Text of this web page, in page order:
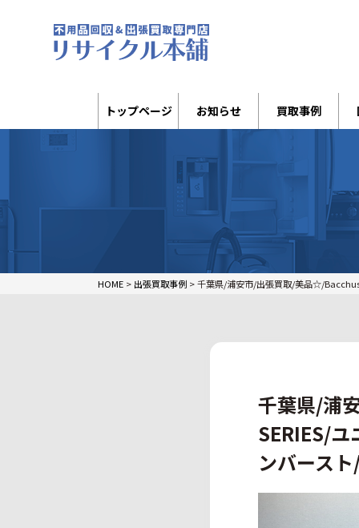
トップページ お知らせ 買取事例
HOME > 出張買取事例 >千葉県/浦安市/出張買取/美品☆/
千葉県/浦
SERIES/
ンバース